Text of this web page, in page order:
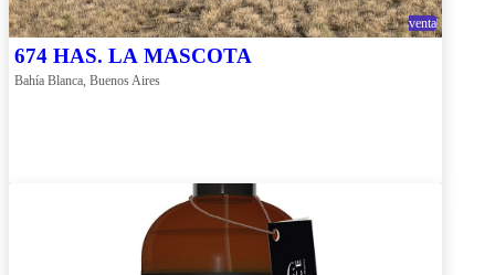
venta
674 HAS. LA MASCOTA
Bahía Blanca, Buenos Aires